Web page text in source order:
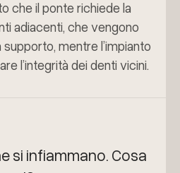
che il ponte richiede la
adiacenti, che vengono
mentre l’impianto
l’integrità dei denti vicini.
si infiammano. Cosa